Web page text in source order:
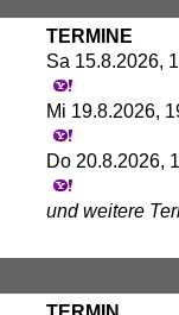
TERMINE
Sa 15.8.2026,
Mi 19.8.2026,
Do 20.8.2026,
und weitere
ORT
Theatersaal